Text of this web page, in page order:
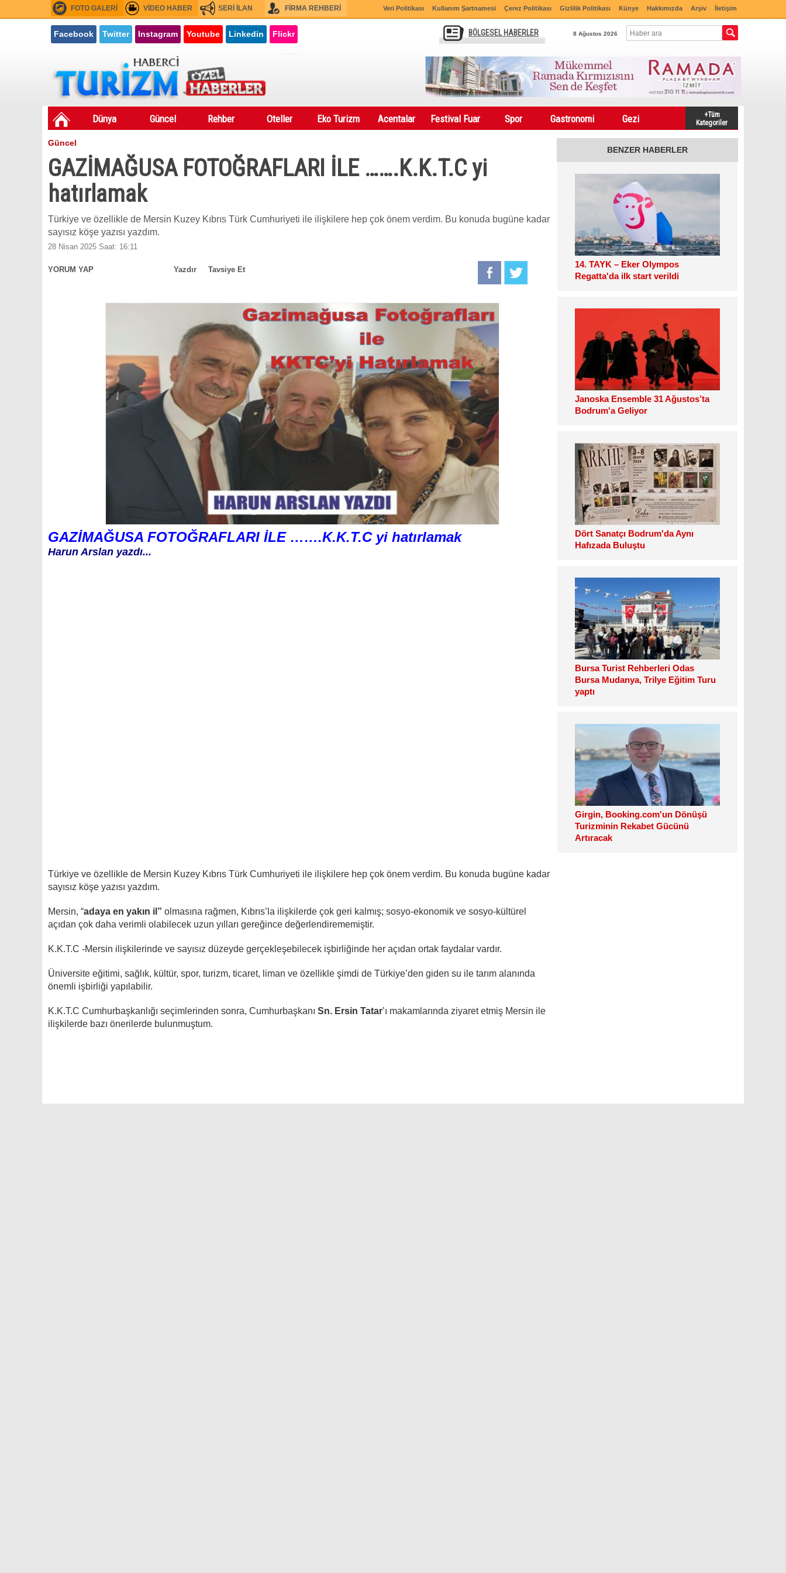
FOTO GALERİ VİDEO HABER SERİ İLAN FİRMA REHBERİ İletişim
Arşiv
Hakkımızda
Künye
Gizlilik Politikası
Çerez Politikası
Kullanım Şartnamesi
Veri Politikası
Facebook Twitter Instagram Youtube Linkedin Flickr 8 Ağustos 2026
BÖLGESEL HABERLER
Dünya Güncel Rehber Oteller Eko Turizm Acentalar Festival Fuar Spor Gastronomi Gezi
+Tüm
Kategoriler
BENZER HABERLER
14. TAYK – Eker Olympos
Regatta'da ilk start verildi
Janoska Ensemble 31 Ağustos’ta
Bodrum'a Geliyor
Dört Sanatçı Bodrum'da Aynı
Hafızada Buluştu
Bursa Turist Rehberleri Odas
Bursa Mudanya, Trilye Eğitim Turu
yaptı
Girgin, Booking.com'un Dönüşü
Turizminin Rekabet Gücünü
Artıracak
Güncel
GAZİMAĞUSA FOTOĞRAFLARI İLE …….K.K.T.C yi
hatırlamak
Türkiye ve özellikle de Mersin Kuzey Kıbrıs Türk Cumhuriyeti ile ilişkilere hep çok önem verdim. Bu konuda bugüne kadar
sayısız köşe yazısı yazdım.
28 Nisan 2025 Saat: 16:11
YORUM YAP Tavsiye Et
Yazdır
GAZİMAĞUSA FOTOĞRAFLARI İLE …….K.K.T.C yi hatırlamak
Harun Arslan yazdı...
Türkiye ve özellikle de Mersin Kuzey Kıbrıs Türk Cumhuriyeti ile ilişkilere hep çok önem verdim. Bu konuda bugüne kadar
sayısız köşe yazısı yazdım.
Mersin, “adaya en yakın il” olmasına rağmen, Kıbrıs’la ilişkilerde çok geri kalmış; sosyo-ekonomik ve sosyo-kültürel
açıdan çok daha verimli olabilecek uzun yılları gereğince değerlendirememiştir.
K.K.T.C -Mersin ilişkilerinde ve sayısız düzeyde gerçekleşebilecek işbirliğinde her açıdan ortak faydalar vardır.
Üniversite eğitimi, sağlık, kültür, spor, turizm, ticaret, liman ve özellikle şimdi de Türkiye’den giden su ile tarım alanında
önemli işbirliği yapılabilir.
K.K.T.C Cumhurbaşkanlığı seçimlerinden sonra, Cumhurbaşkanı Sn. Ersin Tatar’ı makamlarında ziyaret etmiş Mersin ile
ilişkilerde bazı önerilerde bulunmuştum.